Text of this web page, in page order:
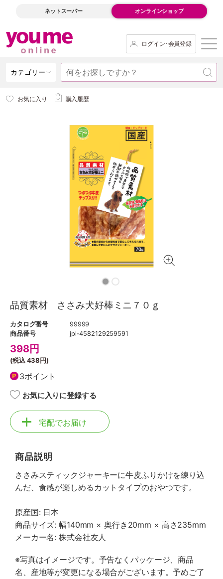
ネットスーパー オンラインショップ
ログイン･会員登録
カテゴリー
お気に入り 購入履歴
品質素材 ささみ犬好棒ミニ７０ｇ
カタログ番号
99999
商品番号
jpl-4582129259591
398円
(税込438円)
3ポイント
お気に入りに登録する
宅配でお届け
商品説明
ささみスティックジャーキーに牛皮ふりかけを練り込
んだ、食感が楽しめるカットタイプのおやつです。
原産国: 日本
商品サイズ: 幅140mm × 奥行き20mm × 高さ235mm
メーカー名: 株式会社友人
※写真はイメージです。予告なくパッケージ、商品
名、産地等が変更になる場合がございます。予めご了